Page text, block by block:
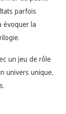
parfois
évoquer la
un jeu de rôle
univers unique,